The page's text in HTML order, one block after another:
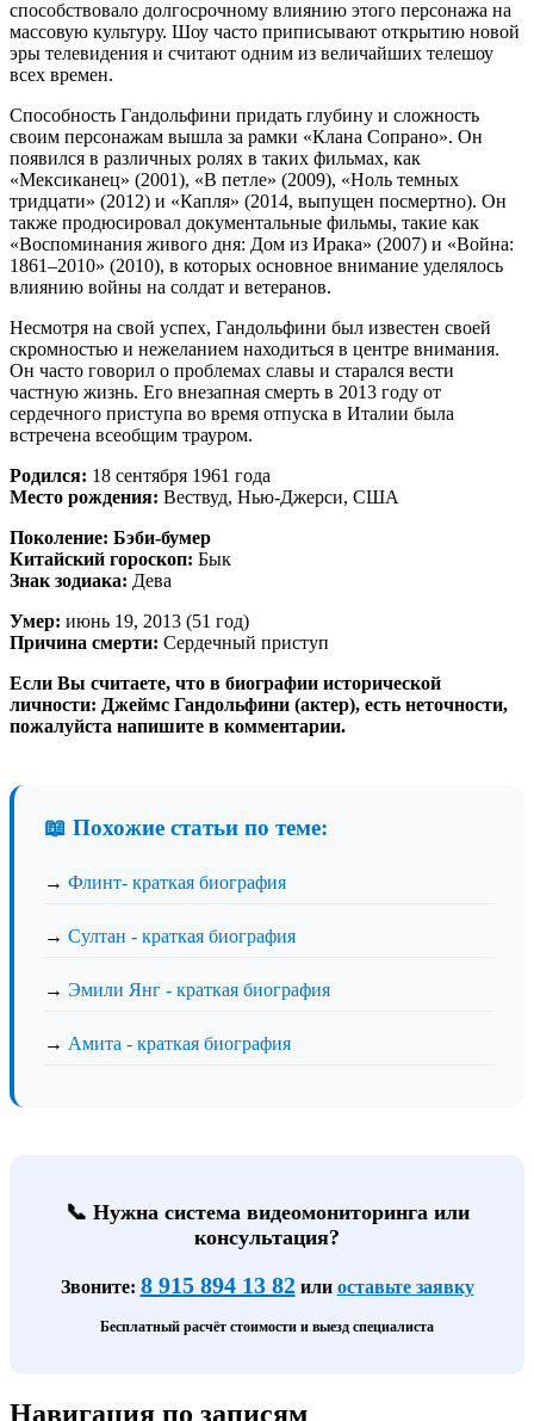
способствовало долгосрочному влиянию этого персонажа на
массовую культуру. Шоу часто приписывают открытию новой
эры телевидения и считают одним из величайших телешоу
всех времен.
Способность Гандольфини придать глубину и сложность
своим персонажам вышла за рамки «Клана Сопрано». Он
появился в различных ролях в таких фильмах, как
«Мексиканец» (2001), «В петле» (2009), «Ноль темных
тридцати» (2012) и «Капля» (2014, выпущен посмертно). Он
также продюсировал документальные фильмы, такие как
«Воспоминания живого дня: Дом из Ирака» (2007) и «Война:
1861–2010» (2010), в которых основное внимание уделялось
влиянию войны на солдат и ветеранов.
Несмотря на свой успех, Гандольфини был известен своей
скромностью и нежеланием находиться в центре внимания.
Он часто говорил о проблемах славы и старался вести
частную жизнь. Его внезапная смерть в 2013 году от
сердечного приступа во время отпуска в Италии была
встречена всеобщим трауром.
Родился: 18 сентября 1961 года
Место рождения: Вествуд, Нью-Джерси, США
Поколение: Бэби-бумер
Китайский гороскоп: Бык
Знак зодиака: Дева
Умер: июнь 19, 2013 (51 год)
Причина смерти: Сердечный приступ
Если Вы считаете, что в биографии исторической
личности: Джеймс Гандольфини (актер), есть неточности,
пожалуйста напишите в комментарии.
📖 Похожие статьи по теме:
→ Флинт- краткая биография
→ Султан - краткая биография
→ Эмили Янг - краткая биография
→ Амита - краткая биография
📞 Нужна система видеомониторинга или
консультация?
Звоните: 8 915 894 13 82или оставьте заявку
Бесплатный расчёт стоимости и выезд специалиста
Навигация по записям